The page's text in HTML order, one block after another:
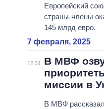
Европейский
страны-члены
145 млрд евро.
7 февраля, 2025
12:31
В МВФ
миссии в
В МВФ